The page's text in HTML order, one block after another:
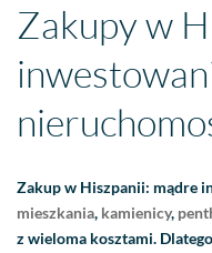
Zakupy w
Zakup w Hiszpanii: mądre
mieszkania, kamienicy,
z wieloma kosztami.